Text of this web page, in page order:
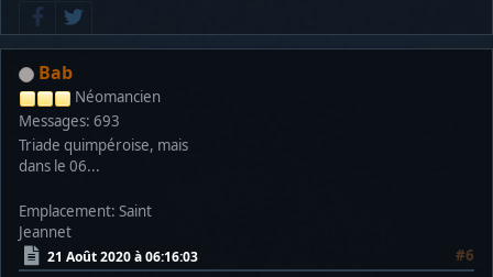
Bab
Néomancien
Messages: 693
Triade quimpéroise, mais
dans le 06...
Emplacement: Saint
Jeannet
21 Août 2020 à 06:16:03
#6